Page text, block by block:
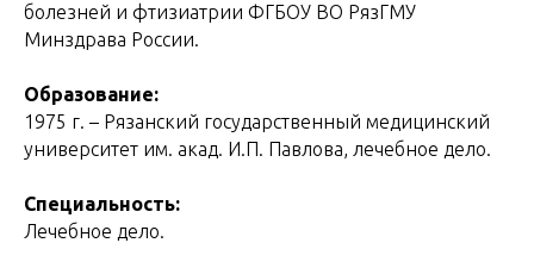
болезней и фтизиатрии ФГБОУ ВО РязГМУ
Минздрава России.
Образование:
1975 г. – Рязанский государственный медицинский
университет им. акад. И.П. Павлова, лечебное дело.
Специальность:
Лечебное дело.